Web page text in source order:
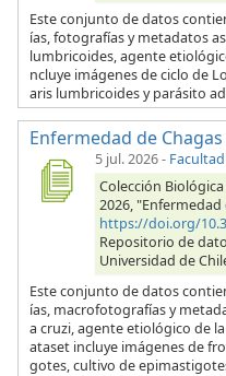
Este conjunto de datos
ías, fotografías y metadatos
lumbricoides, agente
ncluye imágenes de ciclo de
aris lumbricoides y parásito
Enfermedad de Chagas
5 jul. 2026-
Colección
2026, "Enfermedad
https://doi.org/
Repositorio de
Universidad de
Este conjunto de datos
ías, macrofotografías y
a cruzi, agente etiológico de
ataset incluye imágenes de
gotes, cultivo de